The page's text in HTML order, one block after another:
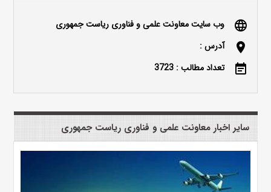
language وب سایت معاونت علمی و فناوری ریاست جمهوری
location_on آدرس :
event_note تعداد مطالب : 3723
سایر اخبار معاونت علمی و فناوری ریاست جمهوری